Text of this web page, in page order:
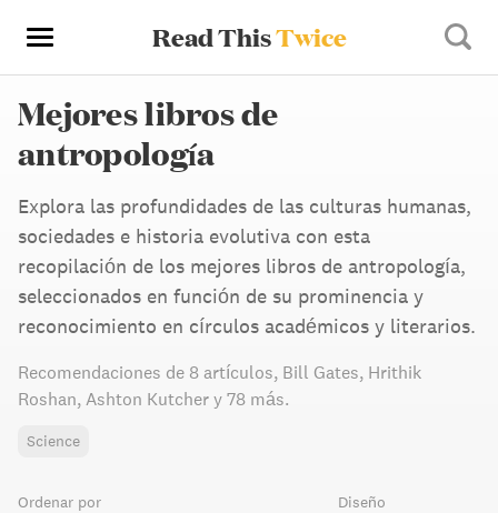
Read ThisTwice
Mejores libros de
antropología
Explora las profundidades de las culturas humanas,
sociedades e historia evolutiva con esta
recopilación de los mejores libros de antropología,
seleccionados en función de su prominencia y
reconocimiento en círculos académicos y literarios.
Recomendaciones de 8 artículos, Bill Gates, Hrithik
Roshan, Ashton Kutcher y 78 más.
Science
Ordenar por Diseño